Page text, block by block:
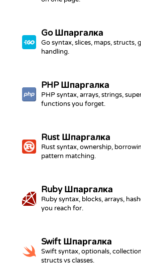
Go Шпаргалка
Go syntax, slices, maps, structs,
handling.
PHP Шпаргалка
PHP syntax, arrays, strings,
functions you forget.
Rust Шпаргалка
Rust syntax, ownership,
pattern matching.
Ruby Шпаргалка
Ruby syntax, blocks, arrays,
you reach for.
Swift Шпаргалка
Swift syntax, optionals,
structs vs classes.